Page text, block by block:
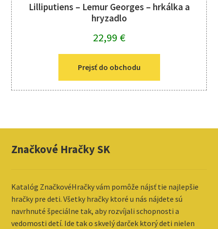
Lilliputiens – Lemur Georges – hrkálka a
hryzadlo
22,99 €
Prejsť do obchodu
Značkové Hračky SK
Katalóg ZnačkovéHračky vám pomôže nájsť tie najlepšie
hračky pre deti. Všetky hračky ktoré u nás nájdete sú
navrhnuté špeciálne tak, aby rozvíjali schopnosti a
vedomosti detí. Ide tak o skvelý darček ktorý deti nielen